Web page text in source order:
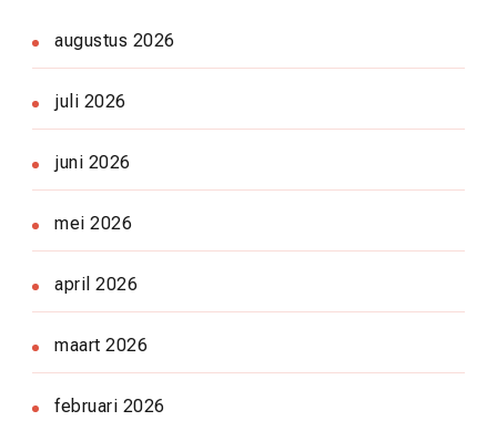
augustus 2026
juli 2026
juni 2026
mei 2026
april 2026
maart 2026
februari 2026